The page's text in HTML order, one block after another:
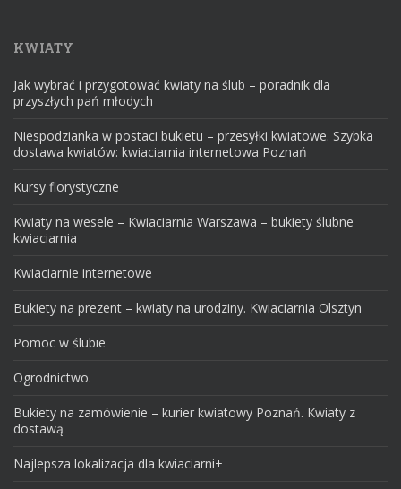
KWIATY
Jak wybrać i przygotować kwiaty na ślub – poradnik dla
przyszłych pań młodych
Niespodzianka w postaci bukietu – przesyłki kwiatowe. Szybka
dostawa kwiatów: kwiaciarnia internetowa Poznań
Kursy florystyczne
Kwiaty na wesele – Kwiaciarnia Warszawa – bukiety ślubne
kwiaciarnia
Kwiaciarnie internetowe
Bukiety na prezent – kwiaty na urodziny. Kwiaciarnia Olsztyn
Pomoc w ślubie
Ogrodnictwo.
Bukiety na zamówienie – kurier kwiatowy Poznań. Kwiaty z
dostawą
Najlepsza lokalizacja dla kwiaciarni+